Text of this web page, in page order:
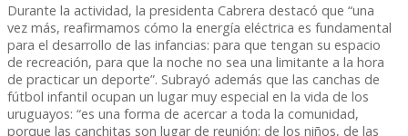
Durante la actividad, la presidenta Cabrera destacó que “una
vez más, reafirmamos cómo la energía eléctrica es fundamental
para el desarrollo de las infancias: para que tengan su espacio
de recreación, para que la noche no sea una limitante a la hora
de practicar un deporte”. Subrayó además que las canchas de
fútbol infantil ocupan un lugar muy especial en la vida de los
uruguayos: “es una forma de acercar a toda la comunidad,
porque las canchitas son lugar de reunión: de los niños, de las